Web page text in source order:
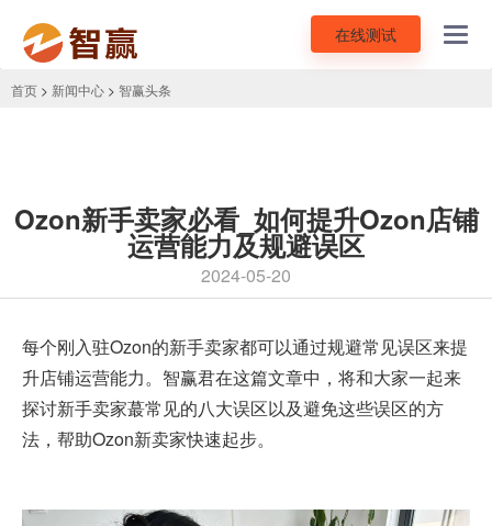
在线测试
首页 > 新闻中心 > 智赢头条
Ozon新手卖家必看_如何提升Ozon店铺
运营能力及规避误区
2024-05-20
每个刚入驻Ozon的新手卖家都可以通过规避常见误区来提
升店铺运营能力。智赢君在这篇文章中，将和大家一起来
探讨新手卖家蕞常见的八大误区以及避免这些误区的方
法，帮助Ozon新卖家快速起步。